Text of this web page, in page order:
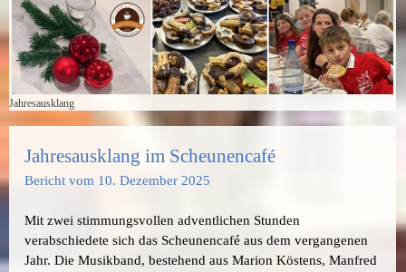
Jahresausklang
Jahresausklang im Scheunencafé
Bericht vom 10. Dezember 2025
Mit zwei stimmungsvollen adventlichen Stunden
verabschiedete sich das Scheunencafé aus dem vergangenen
Jahr. Die Musikband, bestehend aus Marion Köstens, Manfred